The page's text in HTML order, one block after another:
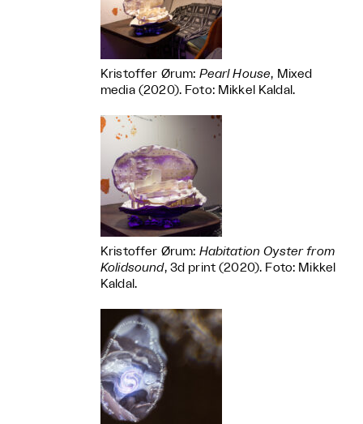
Kristoffer Ørum: Pearl House, Mixed
media (2020). Foto: Mikkel Kaldal.
Kristoffer Ørum: Habitation Oyster from
Kolidsound, 3d print (2020). Foto: Mikkel
Kaldal.